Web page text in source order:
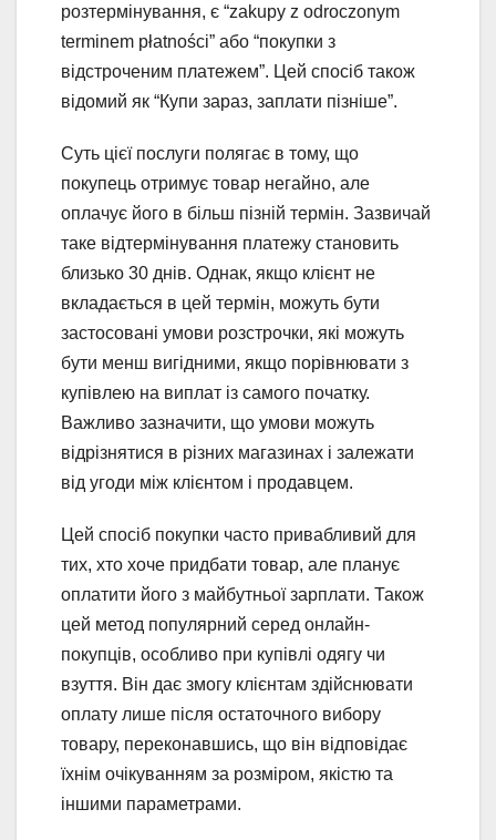
розтермінування, є “zakupy z odroczonym
terminem płatności” або “покупки з
відстроченим платежем”. Цей спосіб також
відомий як “Купи зараз, заплати пізніше”.
Суть цієї послуги полягає в тому, що
покупець отримує товар негайно, але
оплачує його в більш пізній термін. Зазвичай
таке відтермінування платежу становить
близько 30 днів. Однак, якщо клієнт не
вкладається в цей термін, можуть бути
застосовані умови розстрочки, які можуть
бути менш вигідними, якщо порівнювати з
купівлею на виплат із самого початку.
Важливо зазначити, що умови можуть
відрізнятися в різних магазинах і залежати
від угоди між клієнтом і продавцем.
Цей спосіб покупки часто привабливий для
тих, хто хоче придбати товар, але планує
оплатити його з майбутньої зарплати. Також
цей метод популярний серед онлайн-
покупців, особливо при купівлі одягу чи
взуття. Він дає змогу клієнтам здійснювати
оплату лише після остаточного вибору
товару, переконавшись, що він відповідає
їхнім очікуванням за розміром, якістю та
іншими параметрами.